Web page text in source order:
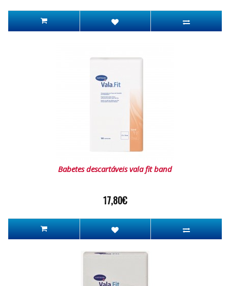
Babetes descartáveis vala fit band
17,80€